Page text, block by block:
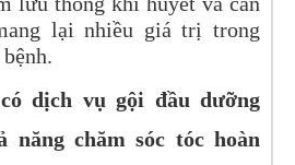
lại nhiều giá trị trong
dịch vụ gội đầu dưỡng
năng chăm sóc tóc hoàn